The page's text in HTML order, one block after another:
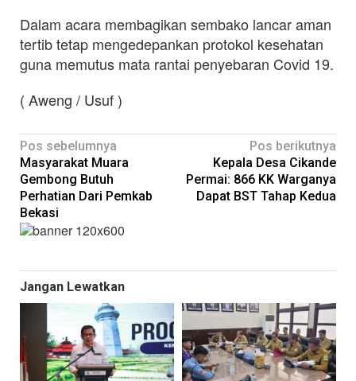
Dalam acara membagikan sembako lancar aman
tertib tetap mengedepankan protokol kesehatan
guna memutus mata rantai penyebaran Covid 19.
( Aweng / Usuf )
Navigasi
pos
Pos sebelumnya
Masyarakat Muara
Gembong Butuh
Perhatian Dari Pemkab
Bekasi
Pos berikutnya
Kepala Desa Cikande
Permai: 866 KK Warganya
Dapat BST Tahap Kedua
Jangan Lewatkan